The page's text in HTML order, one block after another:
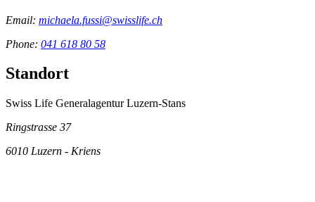
Email: michaela.fussi@swisslife.ch
Phone: 041 618 80 58
Standort
Swiss Life Generalagentur Luzern-Stans
Ringstrasse 37
6010 Luzern - Kriens